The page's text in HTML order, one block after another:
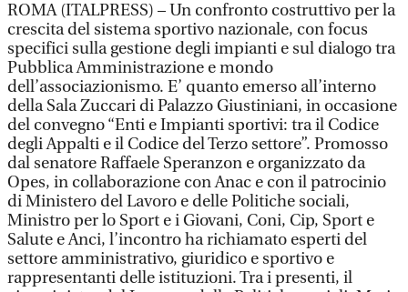
ROMA (ITALPRESS) – Un confronto costruttivo per la
crescita del sistema sportivo nazionale, con focus
specifici sulla gestione degli impianti e sul dialogo tra
Pubblica Amministrazione e mondo
dell’associazionismo. E’ quanto emerso all’interno
della Sala Zuccari di Palazzo Giustiniani, in occasione
del convegno “Enti e Impianti sportivi: tra il Codice
degli Appalti e il Codice del Terzo settore”. Promosso
dal senatore Raffaele Speranzon e organizzato da
Opes, in collaborazione con Anac e con il patrocinio
di Ministero del Lavoro e delle Politiche sociali,
Ministro per lo Sport e i Giovani, Coni, Cip, Sport e
Salute e Anci, l’incontro ha richiamato esperti del
settore amministrativo, giuridico e sportivo e
rappresentanti delle istituzioni. Tra i presenti, il